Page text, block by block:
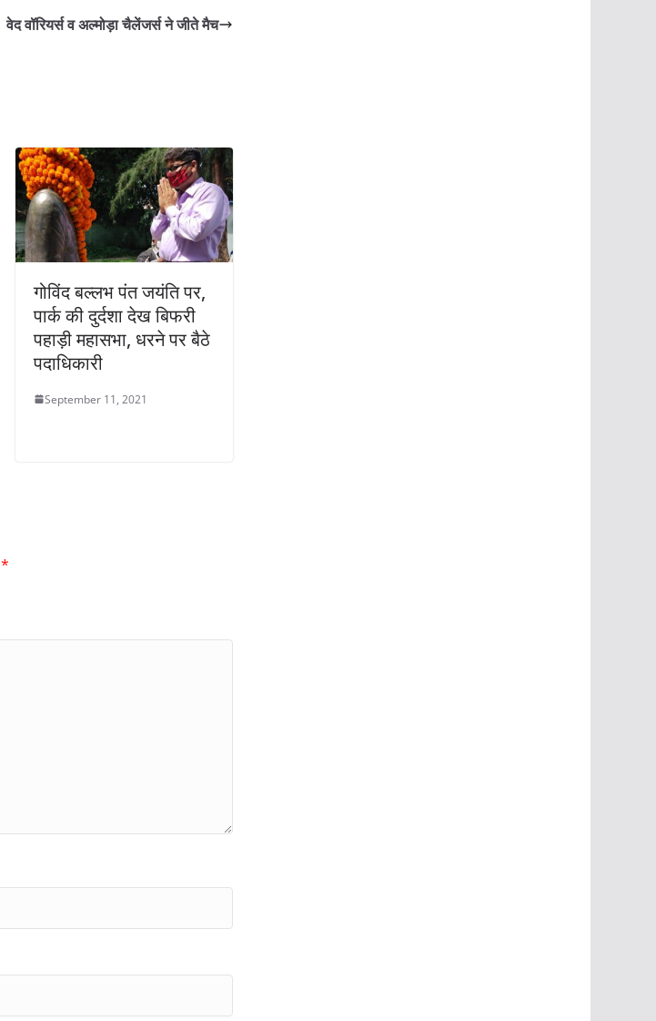
वेद वॉरियर्स व अल्मोड़ा चैलेंजर्स ने जीते मैच
गोविंद बल्‍लभ पंत जयंति पर,
पार्क की दुर्दशा देख बिफरी
पहाड़ी महासभा, धरने पर बैठे
पदाधिकारी
September 11, 2021
*